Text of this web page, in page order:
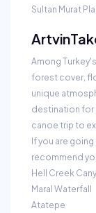
Sultan Murat
Artvin
Among
forest cover,
unique
destination for
canoe trip to
If you are
recommend
Hell Creek
Maral Waterfall
Atatepe